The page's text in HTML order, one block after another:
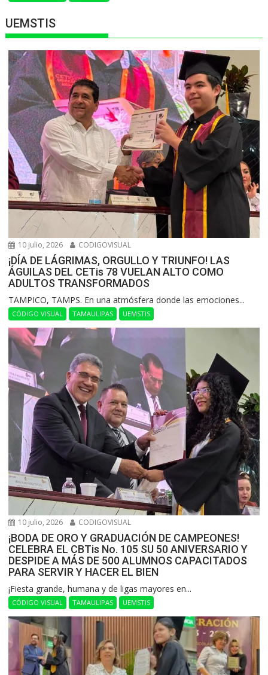
UEMSTIS
10 julio, 2026 CODIGOVISUAL
¡DÍA DE LÁGRIMAS, ORGULLO Y TRIUNFO! LAS
ÁGUILAS DEL CETis 78 VUELAN ALTO COMO
ADULTOS TRANSFORMADOS
​TAMPICO, TAMPS. En una atmósfera donde las emociones...
CÓDIGO VISUAL TAMAULIPAS UEMSTIS
10 julio, 2026 CODIGOVISUAL
¡BODA DE ORO Y GRADUACIÓN DE CAMPEONES!
CELEBRA EL CBTis No. 105 SU 50 ANIVERSARIO Y
DESPIDE A MÁS DE 500 ALUMNOS CAPACITADOS
PARA SERVIR Y HACER EL BIEN
​¡Fiesta grande, humana y de ligas mayores en...
CÓDIGO VISUAL TAMAULIPAS UEMSTIS